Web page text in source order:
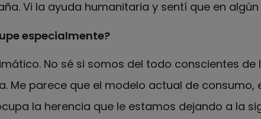
Vi la ayuda humanitaria y sentí que en
especialmente?
No sé si somos del todo conscientes
Me parece que el modelo actual de
la herencia que le estamos dejando a la